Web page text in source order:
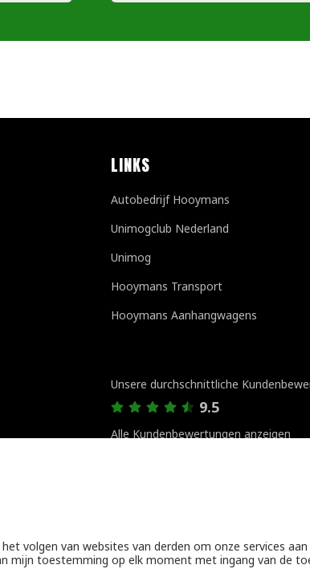
LINKS
Autobedrijf Hooymans
Unimogclub Nederland
Unimog
Hooymans Transport
Hooymans Aanhangwagens
Unsere durchschnittliche
9.5
Alle Kundenbewertungen anzeigen